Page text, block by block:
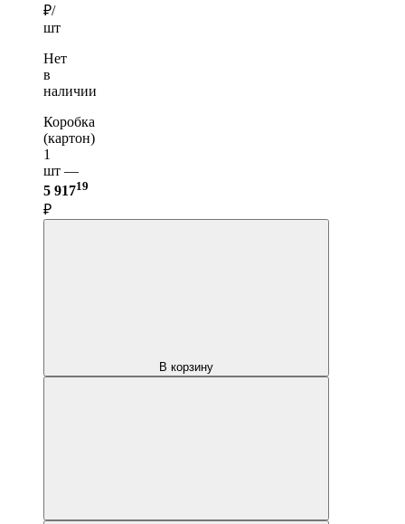
₽/
шт
Нет
в
наличии
Коробка
(картон)
1
шт —
5 91719
₽
В корзину